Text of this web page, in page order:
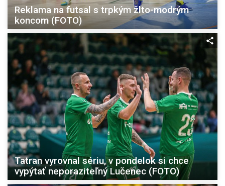
Reklama na futsal s trpkým žlto-modrým
koncom (FOTO)
Tatran vyrovnal sériu, v pondelok si chce
vypýtať neporaziteľný Lučenec (FOTO)